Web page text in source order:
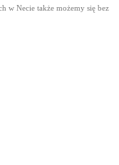
w Necie także możemy się bez